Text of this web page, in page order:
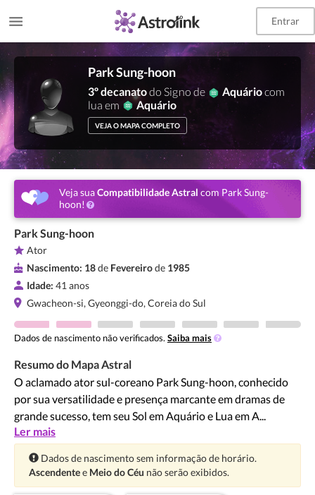
Entrar
Park Sung-hoon
3º decanatodo Signo de Aquáriocom
lua em
Aquário
VEJA O MAPA COMPLETO
Veja suaCompatibilidade Astral com Park Sung-
hoon!
Park Sung-hoon
Ator
Nascimento: 18de Fevereirode 1985
Idade: 41 anos
Gwacheon-si, Gyeonggi-do, Coreia do Sul
Dados de nascimento não verificados. Saiba mais
Resumo do Mapa Astral
O aclamado ator sul-coreano Park Sung-hoon, conhecido
por sua versatilidade e presença marcante em dramas de
grande sucesso, tem seu Sol em Aquário e Lua em A...
Ler mais
Atenção:
Dados de nascimento sem informação de horário.
Ascendentee Meio do Céu não serão exibidos.